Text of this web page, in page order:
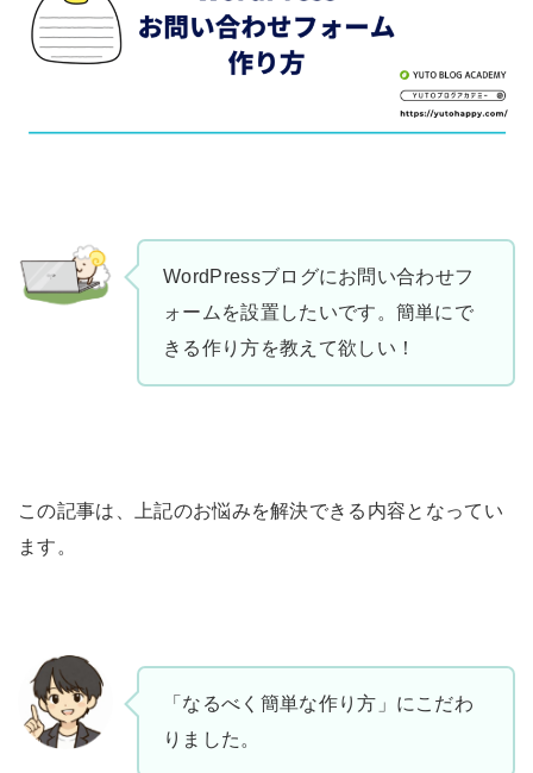
WordPressブログにお問い合わせフ
ォームを設置したいです。簡単にで
きる作り方を教えて欲しい！
この記事は、上記のお悩みを解決できる内容となってい
ます。
「なるべく簡単な作り方」にこだわ
りました。